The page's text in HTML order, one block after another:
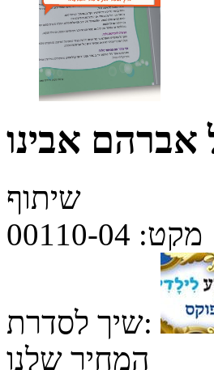
אברהם אבינו
שיתוף
מקט: 00110-04
שיך לסדרת:
המחיר שלנו